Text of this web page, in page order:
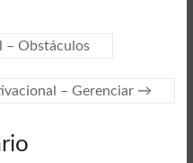
– Obstáculos
– Gerenciar →